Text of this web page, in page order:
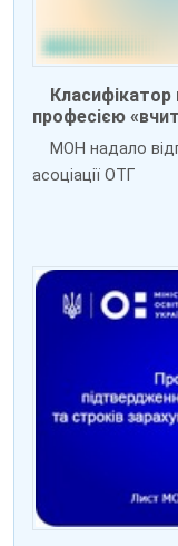
професією
МОН надало
асоціації ОТГ